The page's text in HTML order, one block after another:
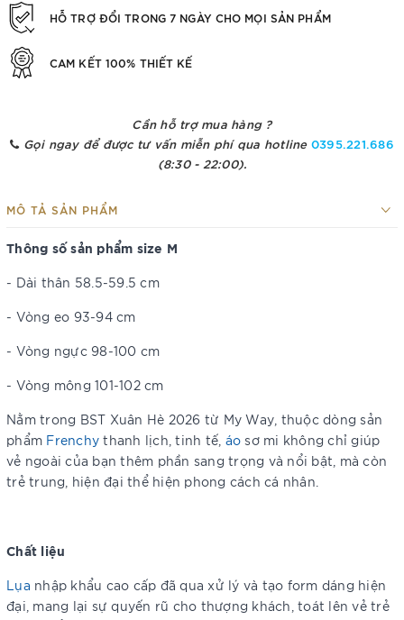
HỖ TRỢ ĐỔI TRONG 7 NGÀY CHO MỌI SẢN PHẨM
CAM KẾT 100% THIẾT KẾ
Cần hỗ trợ mua hàng ?
Gọi ngay để được tư vấn miễn phí qua hotline 0395.221.686
(8:30 - 22:00).
MÔ TẢ SẢN PHẨM
Thông số sản phẩm size M
- Dài thân 58.5-59.5 cm
- Vòng eo 93-94 cm
- Vòng ngực 98-100 cm
- Vòng mông 101-102 cm
Nằm trong BST Xuân Hè 2026 từ My Way, thuộc dòng sản
phẩm Frenchy thanh lịch, tinh tế, áo sơ mi không chỉ giúp
vẻ ngoài của bạn thêm phần sang trọng và nổi bật, mà còn
trẻ trung, hiện đại thể hiện phong cách cá nhân.
Chất liệu
Lụa nhập khẩu cao cấp đã qua xử lý và tạo form dáng hiện
đại, mang lại sự quyến rũ cho thượng khách, toát lên vẻ trẻ